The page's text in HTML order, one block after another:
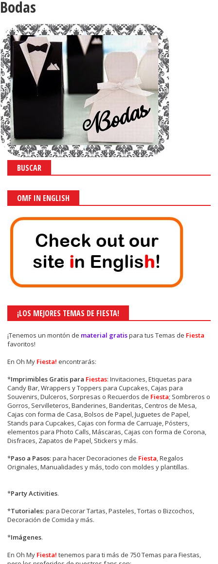
Bodas
BUSCAR
OMF IN ENGLISH
¡LOS MEJORES TEMAS DE FIESTA!
¡Tenemos un montón de material gratispara tus Temas de Fiesta
favoritos!
En Oh My Fiesta! encontrarás:
*Imprimibles Gratis para Fiestas: Invitaciones, Etiquetas para
Candy Bar, Wrappers y Toppers para Cupcakes, Cajas para
Souvenirs, Dulceros, Sorpresas o Recuerdos de Fiesta; Sombreros o
Gorros, Servilleteros, Banderines, Banderitas, Centros de Mesa,
Cajas con forma de Casa, Bolsos de Papel, Juguetes de Papel,
Stands para Cupcakes, Cajas con forma de Carruaje, Pósters,
elementos para Photo Calls, Máscaras, Cajas con forma de Corona,
Disfraces, Zapatos de Papel, Stickers y más.
*Paso a Pasos: para hacer Decoraciones de Fiesta, Regalos
Originales, Manualidades y más, todo con moldes y plantillas.
*Party Activities.
*Tutoriales: para Decorar Tartas, Pasteles, Tortas o Bizcochos,
Decoración de Comida y más.
*Imágenes.
En Oh My Fiesta! tenemos para ti más de 750 Temas para Fiestas,